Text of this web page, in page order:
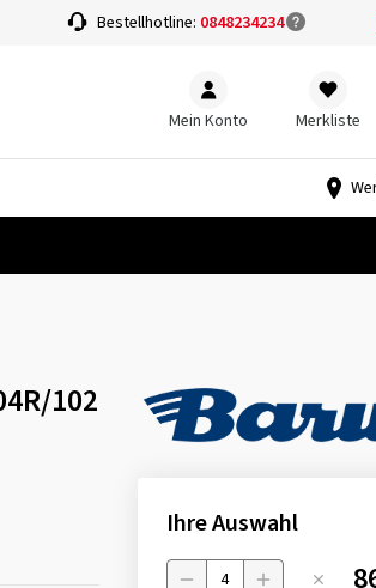
Bestellhotline: 0848234234
Mein Konto Merkliste
102
Ihre Auswahl